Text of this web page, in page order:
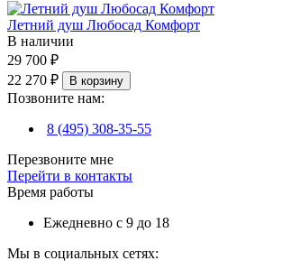
Летний душ Любосад Комфорт
В наличии
29 700 ₽
22 270 ₽
В корзину
Позвоните нам:
8 (495) 308-35-55
Перезвоните мне
Перейти в контакты
Время работы
Ежедневно с 9 до 18
Мы в социальных сетях: